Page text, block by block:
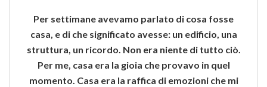
Per settimane avevamo parlato di cosa fosse
casa, e di che significato avesse: un edificio, una
struttura, un ricordo. Non era niente di tutto ciò.
Per me, casa era la gioia che provavo in quel
momento. Casa era la raffica di emozioni che mi